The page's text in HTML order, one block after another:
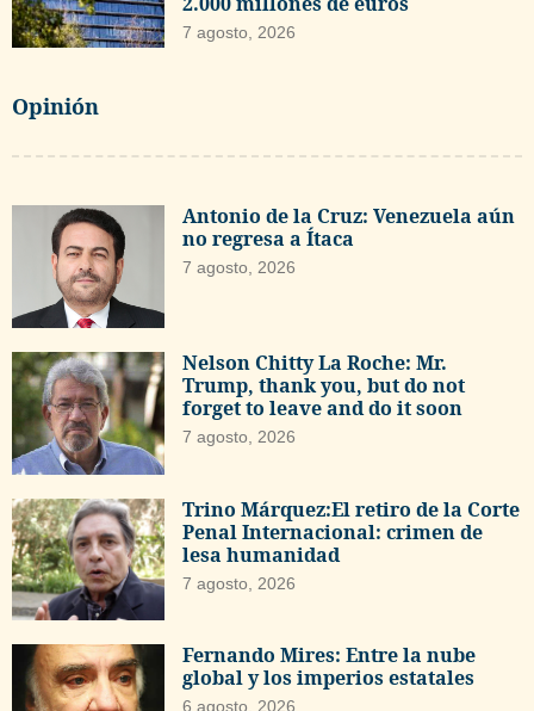
7 agosto, 2026
Opinión
Antonio de la Cruz: Venezuela aún
no regresa a Ítaca
7 agosto, 2026
Nelson Chitty La Roche: Mr.
Trump, thank you, but do not
forget to leave and do it soon
7 agosto, 2026
Trino Márquez:El retiro de la Corte
Penal Internacional: crimen de
lesa humanidad
7 agosto, 2026
Fernando Mires: Entre la nube
global y los imperios estatales
6 agosto, 2026